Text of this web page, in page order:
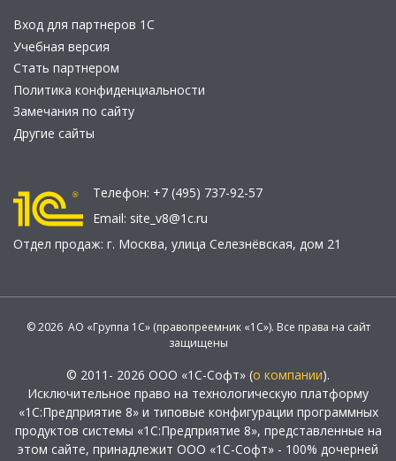
Вход для партнеров 1С
Учебная версия
Стать партнером
Политика конфиденциальности
Замечания по сайту
Другие сайты
Телефон: +7 (495) 737-92-57
Email: site_v8@1c.ru
Отдел продаж: г. Москва, улица Селезнёвская, дом 21
© 2026 АО «Группа 1С» (правопреемник «1С»). Все права на сайт
защищены
© 2011- 2026 ООО «1С-Софт» (о компании).
Исключительное право на технологическую платформу
«1С:Предприятие 8» и типовые конфигурации программных
продуктов системы «1С:Предприятие 8», представленные на
этом сайте, принадлежит ООО «1С-Софт» - 100% дочерней